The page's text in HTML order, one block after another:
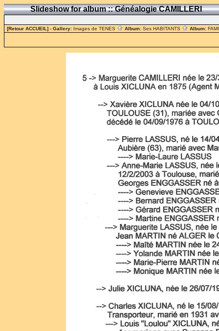
Slideshow for album :: Généalogie CAMILLERI
[Retour ACCUEIL] - Gallery: Images de TENES Album: Ses HABITANTS Album: